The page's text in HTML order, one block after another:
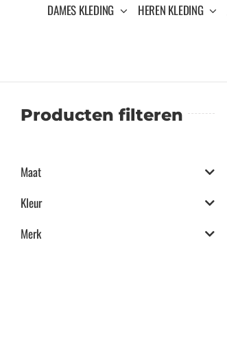
DAMES KLEDING HEREN KLEDING
Producten filteren
Maat
Kleur
Merk